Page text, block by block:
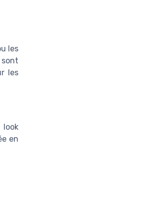
les
les
look
en